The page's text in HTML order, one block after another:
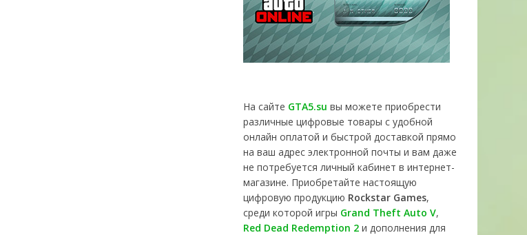
На сайте GTA5.su вы можете приобрести
различные цифровые товары с удобной
онлайн оплатой и быстрой доставкой прямо
на ваш адрес электронной почты и вам даже
не потребуется личный кабинет в интернет-
магазине. Приобретайте настоящую
цифровую продукцию Rockstar Games,
среди которой игры Grand Theft Auto V,
Red Dead Redemption 2 и дополнения для